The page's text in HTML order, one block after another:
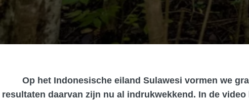
Op het Indonesische eiland Sulawesi vormen we
resultaten daarvan zijn nu al indrukwekkend. In de